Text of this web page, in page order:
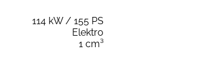
114 kW / 155 PS
Elektro
1 cm³